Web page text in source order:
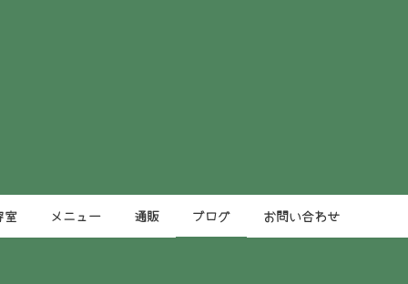
室 メニュー 通販 ブログ お問い合わせ